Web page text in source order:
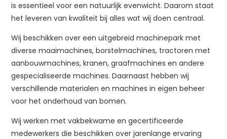
is essentieel voor een natuurlijk evenwicht. Daarom staat
het leveren van kwaliteit bij alles wat wij doen centraal.
Wij beschikken over een uitgebreid machinepark met
diverse maaimachines, borstelmachines, tractoren met
aanbouwmachines, kranen, graafmachines en andere
gespecialiseerde machines. Daarnaast hebben wij
verschillende materialen en machines in eigen beheer
voor het onderhoud van bomen.
Wij werken met vakbekwame en gecertificeerde
medewerkers die beschikken over jarenlange ervaring